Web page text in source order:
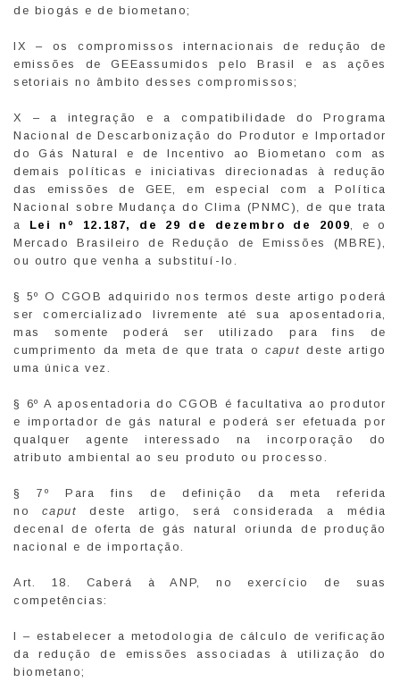
de biogás e de biometano;
IX – os compromissos internacionais de redução de
emissões de GEEassumidos pelo Brasil e as ações
setoriais no âmbito desses compromissos;
X – a integração e a compatibilidade do Programa
Nacional de Descarbonização do Produtor e Importador
do Gás Natural e de Incentivo ao Biometano com as
demais políticas e iniciativas direcionadas à redução
das emissões de GEE, em especial com a Política
Nacional sobre Mudança do Clima (PNMC), de que trata
a Lei nº 12.187, de 29 de dezembro de 2009 , e o
Mercado Brasileiro de Redução de Emissões (MBRE),
ou outro que venha a substituí-lo.
§ 5º O CGOB adquirido nos termos deste artigo poderá
ser comercializado livremente até sua aposentadoria,
mas somente poderá ser utilizado para fins de
cumprimento da meta de que trata ocaput deste artigo
uma única vez.
§ 6º A aposentadoria do CGOB é facultativa ao produtor
e importador de gás natural e poderá ser efetuada por
qualquer agente interessado na incorporação do
atributo ambiental ao seu produto ou processo.
§ 7º Para fins de definição da meta referida
nocaputdeste artigo, será considerada a média
decenal de oferta de gás natural oriunda de produção
nacional e de importação.
Art. 18. Caberá à ANP, no exercício de suas
competências:
I – estabelecer a metodologia de cálculo de verificação
da redução de emissões associadas à utilização do
biometano;